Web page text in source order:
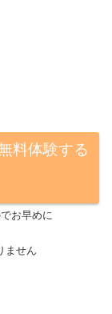
料体験する
お早めに
ません